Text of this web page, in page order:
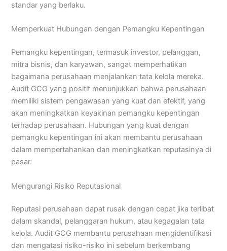
standar yang berlaku.
Memperkuat Hubungan dengan Pemangku Kepentingan
Pemangku kepentingan, termasuk investor, pelanggan,
mitra bisnis, dan karyawan, sangat memperhatikan
bagaimana perusahaan menjalankan tata kelola mereka.
Audit GCG yang positif menunjukkan bahwa perusahaan
memiliki sistem pengawasan yang kuat dan efektif, yang
akan meningkatkan keyakinan pemangku kepentingan
terhadap perusahaan. Hubungan yang kuat dengan
pemangku kepentingan ini akan membantu perusahaan
dalam mempertahankan dan meningkatkan reputasinya di
pasar.
Mengurangi Risiko Reputasional
Reputasi perusahaan dapat rusak dengan cepat jika terlibat
dalam skandal, pelanggaran hukum, atau kegagalan tata
kelola. Audit GCG membantu perusahaan mengidentifikasi
dan mengatasi risiko-risiko ini sebelum berkembang